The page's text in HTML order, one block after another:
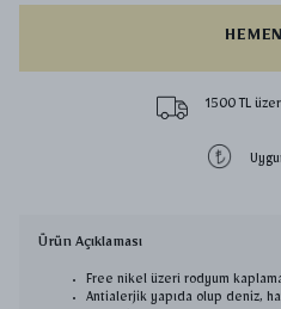
1500 TL
Ürün Açıklaması
Free nikel üzeri rodyum
Antialerjik yapıda olup deniz,